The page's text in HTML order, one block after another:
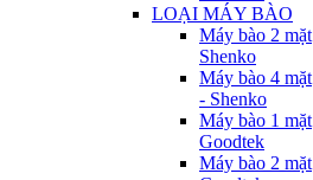
LOẠI MÁY BÀO
Máy bào 2 mặt
Shenko
Máy bào 4 mặt
- Shenko
Máy bào 1 mặt
Goodtek
Máy bào 2 mặt